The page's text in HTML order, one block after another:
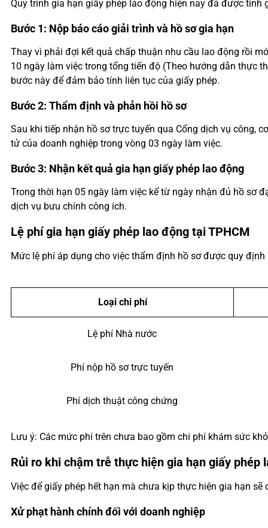
Quy trình gia hạn giấy phép lao động hiện nay đã được
Bước 1: Nộp báo cáo giải trình và hồ sơ gia hạn
Thay vì phải đợi kết quả chấp thuận nhu cầu lao động rồi
10 ngày làm việc trong tổng tiến độ (Theo hướng dẫn thực
bước này để đảm bảo tính liên tục của giấy phép.
Bước 2: Thẩm định và phản hồi hồ sơ
Sau khi tiếp nhận hồ sơ trực tuyến qua Cổng dịch vụ công,
tử của doanh nghiệp trong vòng 03 ngày làm việc.
Bước 3: Nhận kết quả gia hạn giấy phép lao động
Trong thời hạn 05 ngày làm việc kể từ ngày nhận đủ hồ sơ
dịch vụ bưu chính công ích.
Lệ phí gia hạn giấy phép lao động tại TPHCM
Mức lệ phí áp dụng cho việc thẩm định hồ sơ được quy
Loại chi phí
Lệ phí Nhà nước
Phí nộp hồ sơ trực tuyến
Phí dịch thuật công chứng
Lưu ý: Các mức phí trên chưa bao gồm chi phí khám sức
Rủi ro khi chậm trễ thực hiện gia hạn giấy phép
Việc để giấy phép hết hạn mà chưa kịp thực hiện gia hạn
Xử phạt hành chính đối với doanh nghiệp